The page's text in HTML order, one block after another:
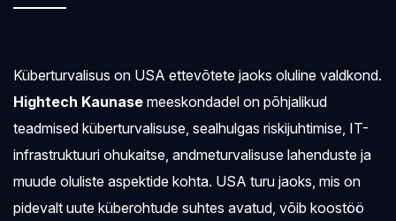
Küberturvalisus on USA ettevõtete jaoks oluline valdkond.
Hightech Kaunase meeskondadel on põhjalikud
teadmised küberturvalisuse, sealhulgas riskijuhtimise, IT-
infrastruktuuri ohukaitse, andmeturvalisuse lahenduste ja
muude oluliste aspektide kohta. USA turu jaoks, mis on
pidevalt uute küberohtude suhtes avatud, võib koostöö